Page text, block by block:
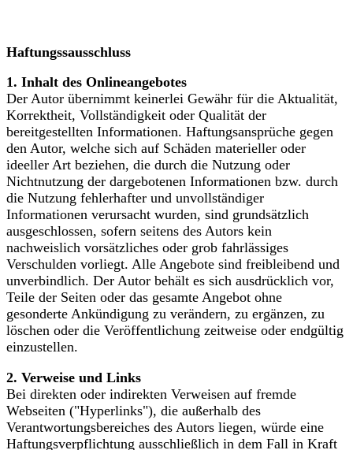
Haftungssausschluss
1. Inhalt des Onlineangebotes
Der Autor übernimmt keinerlei Gewähr für die Aktualität,
Korrektheit, Vollständigkeit oder Qualität der
bereitgestellten Informationen. Haftungsansprüche gegen
den Autor, welche sich auf Schäden materieller oder
ideeller Art beziehen, die durch die Nutzung oder
Nichtnutzung der dargebotenen Informationen bzw. durch
die Nutzung fehlerhafter und unvollständiger
Informationen verursacht wurden, sind grundsätzlich
ausgeschlossen, sofern seitens des Autors kein
nachweislich vorsätzliches oder grob fahrlässiges
Verschulden vorliegt. Alle Angebote sind freibleibend und
unverbindlich. Der Autor behält es sich ausdrücklich vor,
Teile der Seiten oder das gesamte Angebot ohne
gesonderte Ankündigung zu verändern, zu ergänzen, zu
löschen oder die Veröffentlichung zeitweise oder endgültig
einzustellen.
2. Verweise und Links
Bei direkten oder indirekten Verweisen auf fremde
Webseiten ("Hyperlinks"), die außerhalb des
Verantwortungsbereiches des Autors liegen, würde eine
Haftungsverpflichtung ausschließlich in dem Fall in Kraft